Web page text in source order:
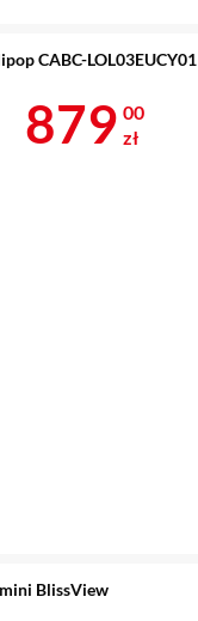
CABC-LOL03EUCY01
Cena
879 00
zł
BlissView